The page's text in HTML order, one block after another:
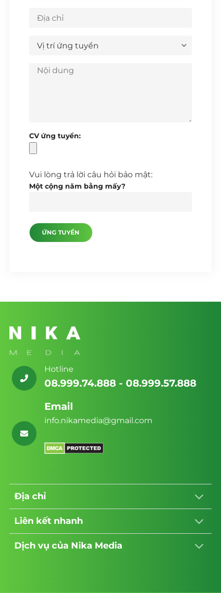
CV ứng tuyển:
Vui lòng trả lời câu hỏi bảo mật:
Một cộng năm bằng mấy?
Hotline
08.999.74.888 - 08.999.57.888
Email
info.nikamedia@gmail.com
Địa chỉ
Liên kết nhanh
Dịch vụ của Nika Media